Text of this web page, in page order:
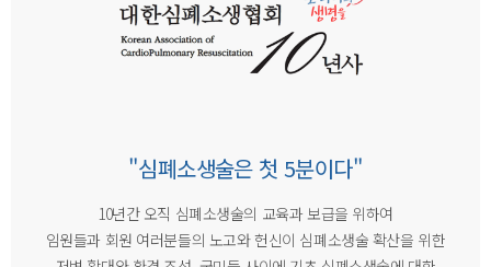
"심폐소생술은 첫 5분이다"
10년간 오직 심폐소생술의 교육과 보급을 위하여
임원들과 회원 여러분들의 노고와 헌신이 심폐소생술 확산을 위한